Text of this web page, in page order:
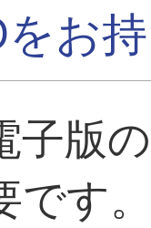
お
子版
です